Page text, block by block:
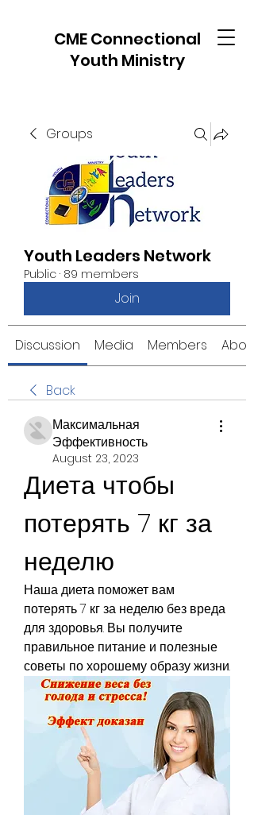
CME Connectional
Youth Ministry
Groups
Youth Leaders Network
Public · 89 members
Join
Discussion Media Members About
Back
Максимальная
Эффективность
August 23, 2023
Диета чтобы
потерять 7 кг за
неделю
Наша диета поможет вам
потерять 7 кг за неделю без вреда
для здоровья. Вы получите
правильное питание и полезные
советы по хорошему образу жизни.